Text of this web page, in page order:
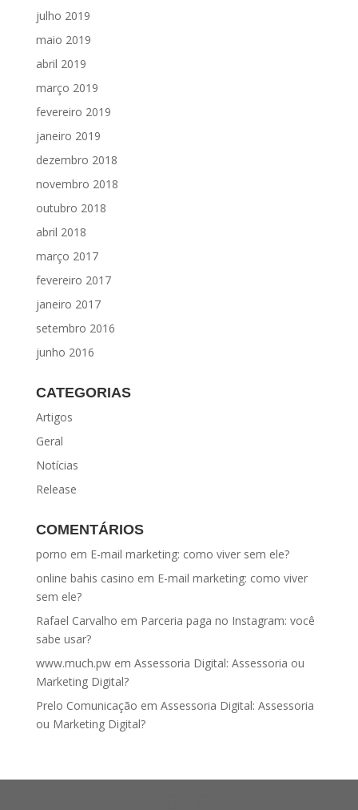
julho 2019
maio 2019
abril 2019
março 2019
fevereiro 2019
janeiro 2019
dezembro 2018
novembro 2018
outubro 2018
abril 2018
março 2017
fevereiro 2017
janeiro 2017
setembro 2016
junho 2016
CATEGORIAS
Artigos
Geral
Notícias
Release
COMENTÁRIOS
porno em E-mail marketing: como viver sem ele?
online bahis casino em E-mail marketing: como viver
sem ele?
Rafael Carvalho em Parceria paga no Instagram: você
sabe usar?
www.much.pwem Assessoria Digital: Assessoria ou
Marketing Digital?
Prelo Comunicação em Assessoria Digital: Assessoria
ou Marketing Digital?